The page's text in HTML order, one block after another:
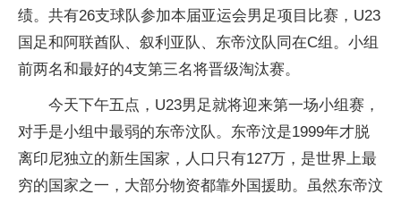
绩。共有26支球队参加本届亚运会男足项目比赛，U23
国足和阿联酋队、叙利亚队、东帝汶队同在C组。小组
前两名和最好的4支第三名将晋级淘汰赛。
今天下午五点，U23男足就将迎来第一场小组赛，
对手是小组中最弱的东帝汶队。东帝汶是1999年才脱
离印尼独立的新生国家，人口只有127万，是世界上最
穷的国家之一，大部分物资都靠外国援助。虽然东帝汶